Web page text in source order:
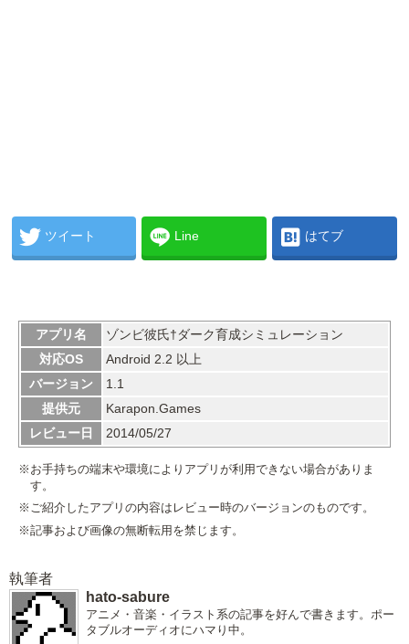
ツイート Line はてブ
アプリ名
ゾンビ彼氏†ダーク育成シミュレーション
対応OS
Android 2.2 以上
バージョン
1.1
提供元
Karapon.Games
レビュー日
2014/05/27
※お手持ちの端末や環境によりアプリが利用できない場合がありま
す。
※ご紹介したアプリの内容はレビュー時のバージョンのものです。
※記事および画像の無断転用を禁じます。
執筆者
hato-sabure
アニメ・音楽・イラスト系の記事を好んで書きます。ポー
タブルオーディオにハマり中。